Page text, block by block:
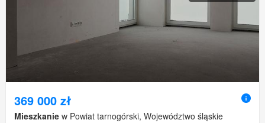
369 000 zł
Mieszkanie w Powiat tarnogórski, Województwo śląskie